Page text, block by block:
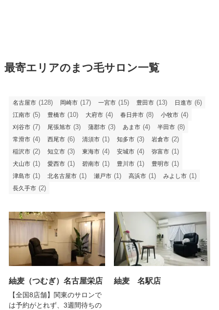
最寄エリアのまつ毛サロン一覧
名古屋市 (128) 岡崎市 (17) 一宮市 (15) 豊田市 (13) 日進市 (6)
江南市 (5) 豊橋市 (10) 大府市 (4) 春日井市 (8) 小牧市 (4)
刈谷市 (7) 尾張旭市 (3) 蒲郡市 (3) あま市 (4) 半田市 (8)
常滑市 (4) 西尾市 (6) 清須市 (1) 知多市 (3) 岩倉市 (2)
稲沢市 (2) 知立市 (3) 東海市 (4) 安城市 (4) 弥富市 (1)
犬山市 (1) 愛西市 (1) 碧南市 (1) 豊川市 (1) 豊明市 (1)
津島市 (1) 北名古屋市 (1) 瀬戸市 (1) 高浜市 (1) みよし市 (1)
長久手市 (2)
紬麦（つむぎ）名古屋栄店
【全国8店舗】関東のサロンで
は予約がとれず、3週間待ちの
紬麦 名駅店